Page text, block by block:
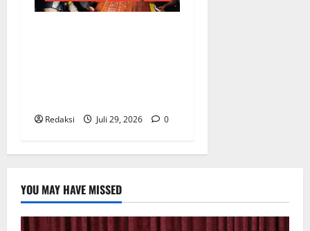
Redaksi Juli 29, 2026 0
YOU MAY HAVE MISSED